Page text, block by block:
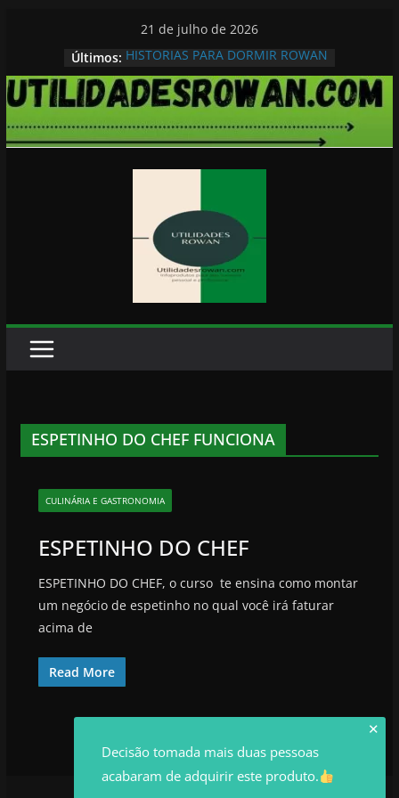
conteúdo
21 de julho de 2026
Últimos: HISTORIAS PARA DORMIR ROWAN
ESPETINHO DO CHEF FUNCIONA
CULINÁRIA E GASTRONOMIA
ESPETINHO DO CHEF
ESPETINHO DO CHEF, o curso te ensina como montar
um negócio de espetinho no qual você irá faturar
acima de
Read More
✕
Decisão tomada mais duas pessoas
acabaram de adquirir este produto.